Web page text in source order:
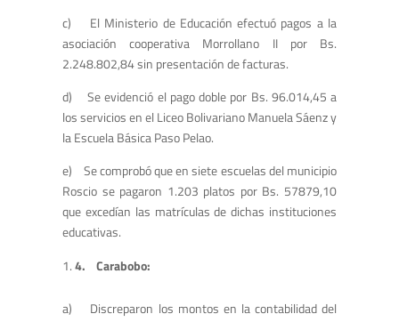
c) El Ministerio de Educación efectuó pagos a la
asociación cooperativa Morrollano II por Bs.
2.248.802,84 sin presentación de facturas.
d) Se evidenció el pago doble por Bs. 96.014,45 a
los servicios en el Liceo Bolivariano Manuela Sáenz y
la Escuela Básica Paso Pelao.
e) Se comprobó que en siete escuelas del municipio
Roscio se pagaron 1.203 platos por Bs. 57879,10
que excedían las matrículas de dichas instituciones
educativas.
4. Carabobo:
a) Discreparon los montos en la contabilidad del